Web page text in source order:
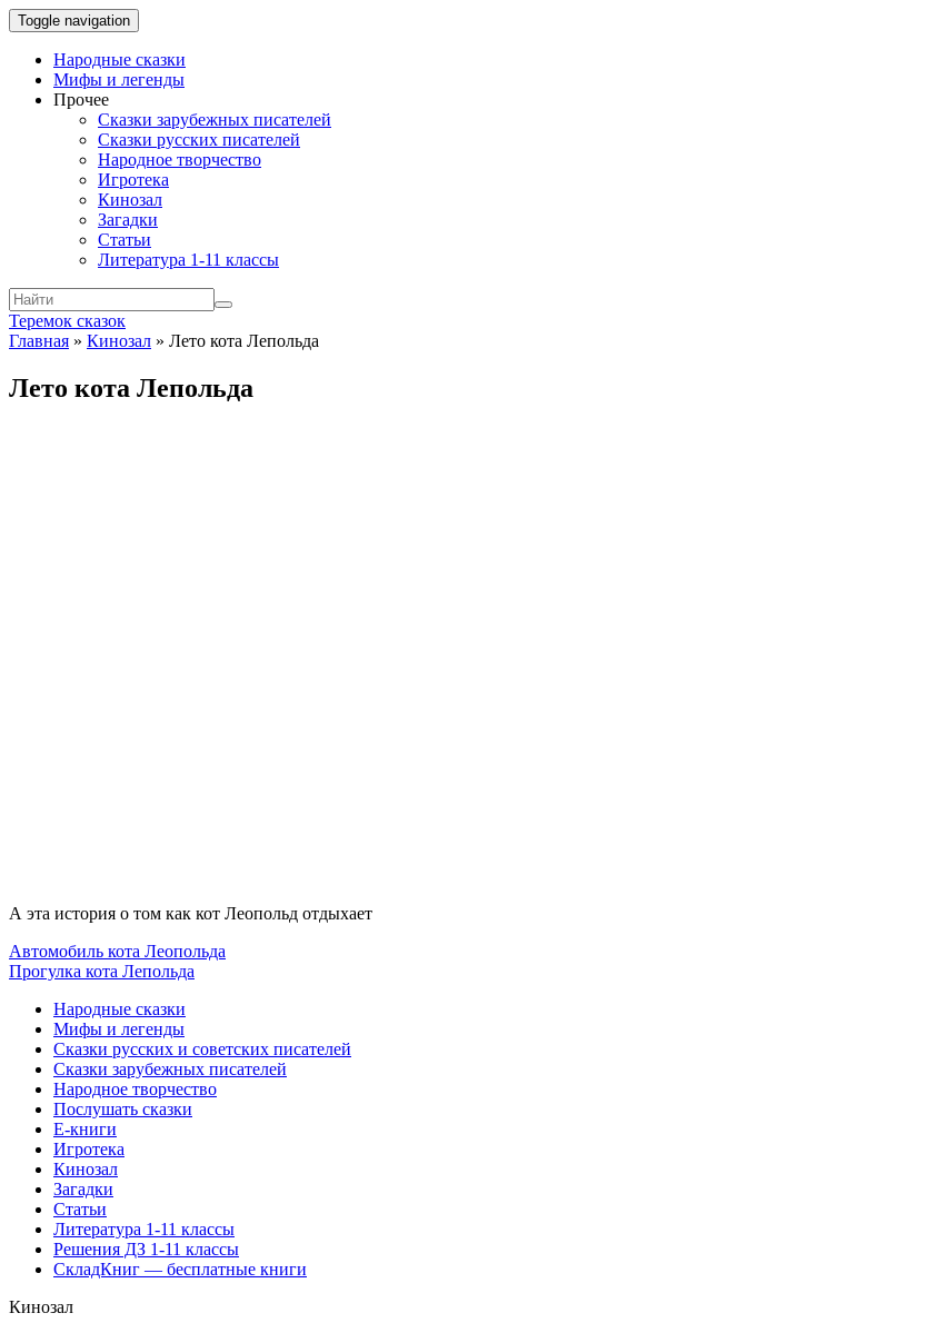
Toggle navigation
Народные сказки
Мифы и легенды
Прочее
Сказки зарубежных писателей
Сказки русских писателей
Народное творчество
Игротека
Кинозал
Загадки
Статьи
Литература 1-11 классы
Теремок сказок
Главная » Кинозал » Лето кота Лепольда
Лето кота Лепольда
А эта история о том как кот Леопольд отдыхает
Автомобиль кота Леопольда
Прогулка кота Лепольда
Народные сказки
Мифы и легенды
Сказки русских и советских писателей
Сказки зарубежных писателей
Народное творчество
Послушать сказки
Е-книги
Игротека
Кинозал
Загадки
Статьи
Литература 1-11 классы
Решения ДЗ 1-11 классы
СкладКниг — бесплатные книги
Кинозал